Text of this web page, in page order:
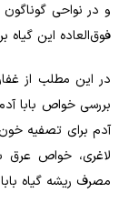
و در نواحی
فوق‌العاده این
در این مطلب از
بررسی خواص بابا
آدم برای تصفیه
لاغری، خواص عرق
مصرف ریشه گیاه